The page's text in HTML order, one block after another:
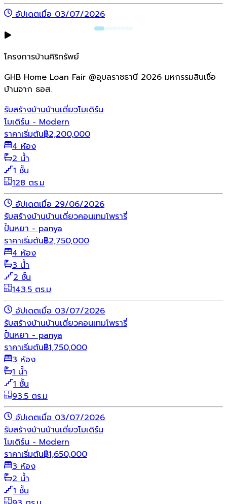
อัปเดตเมื่อ 03/07/2026
โครงการบ้านศิริทรัพย์
GHB Home Loan Fair @อุบลราชธานี 2026 มหกรรมสินเชื่อ
บ้านจาก ธอส.
รับสร้างบ้านบ้านเดี่ยวโมเดิร์น
โมเดิร์น - Modern
ราคาเริ่มต้น฿2,200,000
4 ห้อง
2 น้ำ
1 ชั้น
128 ตร.ม
อัปเดตเมื่อ 29/06/2026
รับสร้างบ้านบ้านเดี่ยวคอนเทมโพรารี่
ปั้นหยา - panya
ราคาเริ่มต้น฿2,750,000
4 ห้อง
3 น้ำ
2 ชั้น
143.5 ตร.ม
อัปเดตเมื่อ 03/07/2026
รับสร้างบ้านบ้านเดี่ยวคอนเทมโพรารี่
ปั้นหยา - panya
ราคาเริ่มต้น฿1,750,000
3 ห้อง
1 น้ำ
1 ชั้น
93.5 ตร.ม
อัปเดตเมื่อ 03/07/2026
รับสร้างบ้านบ้านเดี่ยวโมเดิร์น
โมเดิร์น - Modern
ราคาเริ่มต้น฿1,650,000
3 ห้อง
2 น้ำ
1 ชั้น